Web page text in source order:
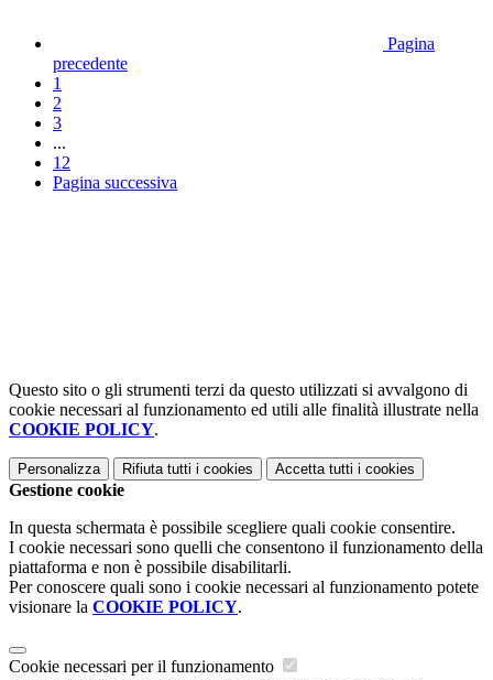
Pagina
precedente
1
2
3
...
12
Pagina successiva
Questo sito o gli strumenti terzi da questo utilizzati si avvalgono di
cookie necessari al funzionamento ed utili alle finalità illustrate nella
COOKIE POLICY.
Personalizza Rifiuta tutti i cookies Accetta tutti i cookies
Gestione cookie
In questa schermata è possibile scegliere quali cookie consentire.
I cookie necessari sono quelli che consentono il funzionamento della
piattaforma e non è possibile disabilitarli.
Per conoscere quali sono i cookie necessari al funzionamento potete
visionare la COOKIE POLICY.
Cookie necessari per il funzionamento